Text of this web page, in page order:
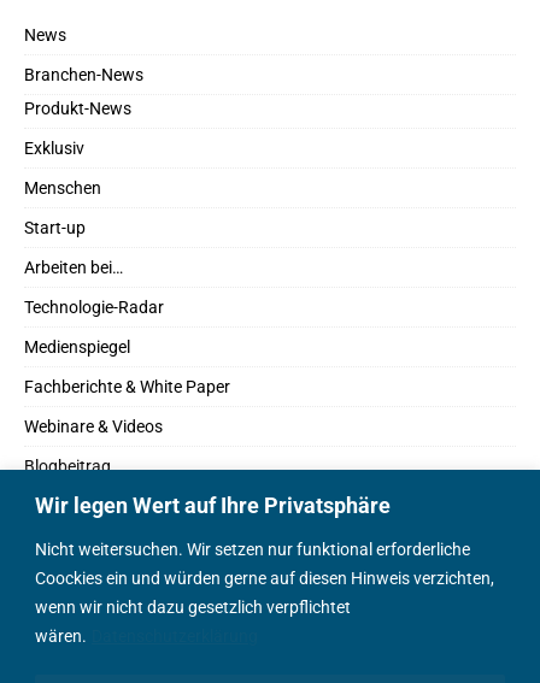
Wir legen Wert auf Ihre Privatsphäre
Nicht weitersuchen. Wir setzen nur funktional erforderliche
Coockies ein und würden gerne auf diesen Hinweis verzichten,
wenn wir nicht dazu gesetzlich verpflichtet
wären.
News
Branchen-News
Produkt-News
Exklusiv
Menschen
Start-up
Arbeiten bei…
Technologie-Radar
Medienspiegel
Fachberichte & White Paper
Webinare & Videos
Blogbeitrag
Fachbücher
Marktreport
Podcasts
Positionspapier